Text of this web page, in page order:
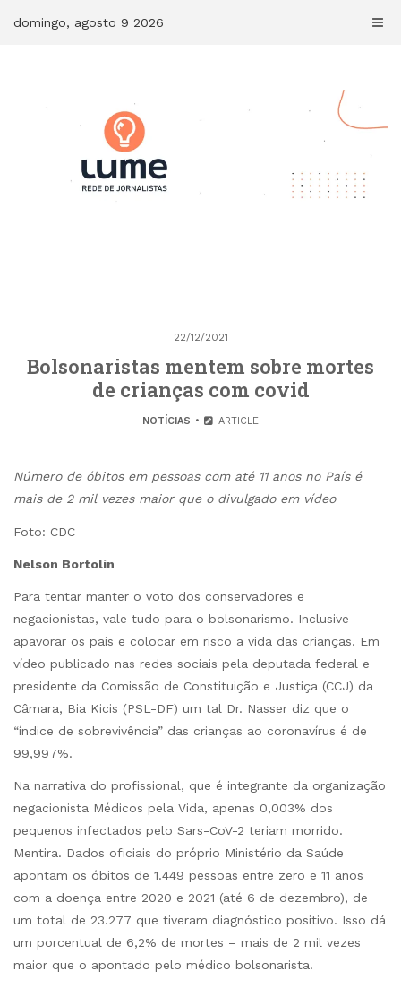
domingo, agosto 9 2026
22/12/2021
Bolsonaristas mentem sobre mortes
de crianças com covid
NOTÍCIAS ARTICLE
Número de óbitos em pessoas com até 11 anos no País é
mais de 2 mil vezes maior que o divulgado em vídeo
Foto: CDC
Nelson Bortolin
Para tentar manter o voto dos conservadores e
negacionistas, vale tudo para o bolsonarismo. Inclusive
apavorar os pais e colocar em risco a vida das crianças. Em
vídeo publicado nas redes sociais pela deputada federal e
presidente da Comissão de Constituição e Justiça (CCJ) da
Câmara, Bia Kicis (PSL-DF) um tal Dr. Nasser diz que o
“índice de sobrevivência” das crianças ao coronavírus é de
99,997%.
Na narrativa do profissional, que é integrante da organização
negacionista Médicos pela Vida, apenas 0,003% dos
pequenos infectados pelo Sars-CoV-2 teriam morrido.
Mentira. Dados oficiais do próprio Ministério da Saúde
apontam os óbitos de 1.449 pessoas entre zero e 11 anos
com a doença entre 2020 e 2021 (até 6 de dezembro), de
um total de 23.277 que tiveram diagnóstico positivo. Isso dá
um porcentual de 6,2% de mortes – mais de 2 mil vezes
maior que o apontado pelo médico bolsonarista.